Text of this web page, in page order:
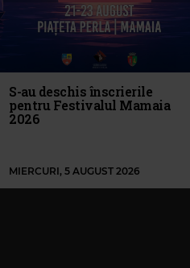
S-au deschis înscrierile
pentru Festivalul Mamaia
2026
MIERCURI, 5 AUGUST 2026